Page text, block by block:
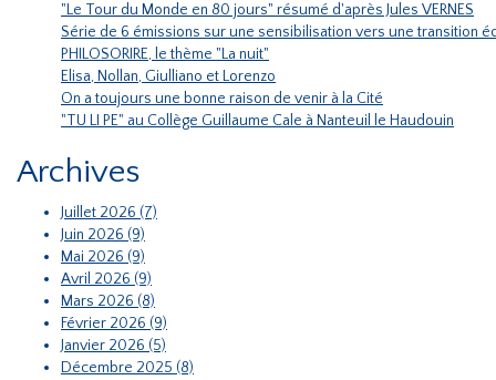
"Le Tour du Monde en 80 jours" résumé d'après Jules VERNES
Série de 6 émissions sur une sensibilisation vers une transition
PHILOSORIRE, le thème "La nuit"
Elisa, Nollan, Giulliano et Lorenzo
On a toujours une bonne raison de venir à la Cité
"TU LI PE" au Collège Guillaume Cale à Nanteuil le Haudouin
Archives
Juillet 2026 (7)
Juin 2026 (9)
Mai 2026 (9)
Avril 2026 (9)
Mars 2026 (8)
Février 2026 (9)
Janvier 2026 (5)
Décembre 2025 (8)